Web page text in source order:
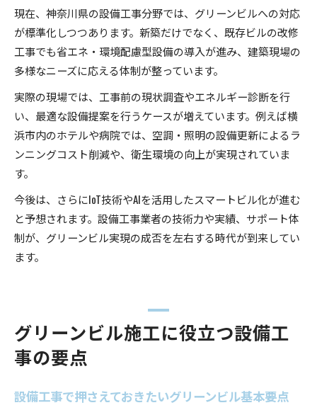
現在、神奈川県の設備工事分野では、グリーンビルへの対応
が標準化しつつあります。新築だけでなく、既存ビルの改修
工事でも省エネ・環境配慮型設備の導入が進み、建築現場の
多様なニーズに応える体制が整っています。
実際の現場では、工事前の現状調査やエネルギー診断を行
い、最適な設備提案を行うケースが増えています。例えば横
浜市内のホテルや病院では、空調・照明の設備更新によるラ
ンニングコスト削減や、衛生環境の向上が実現されていま
す。
今後は、さらにIoT技術やAIを活用したスマートビル化が進む
と予想されます。設備工事業者の技術力や実績、サポート体
制が、グリーンビル実現の成否を左右する時代が到来してい
ます。
グリーンビル施工に役立つ設備工
事の要点
設備工事で押さえておきたいグリーンビル基本要点